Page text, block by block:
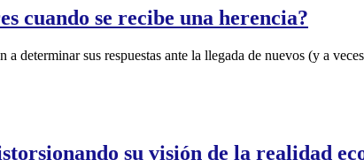
cuando se recibe una herencia?
determinar sus respuestas ante la llegada de nuevos (y a
su visión de la realidad